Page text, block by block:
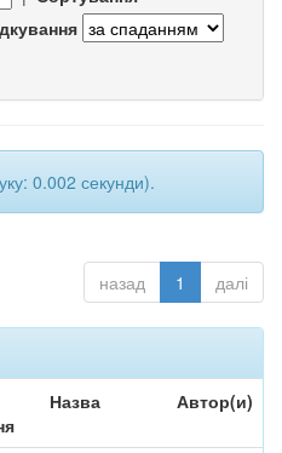
0.002 секунди).
назад 1 далі
Назва Автор(и)